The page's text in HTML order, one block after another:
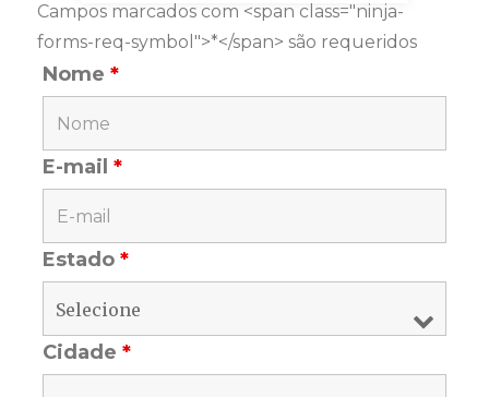
Campos marcados com <span class="ninja-
forms-req-symbol">*</span> são requeridos
Nome*
E-mail*
Estado*
Cidade*